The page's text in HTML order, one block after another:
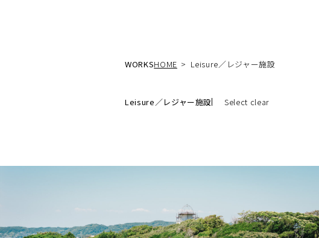
WORKSHOME Leisure／レジャー施設
Leisure／レジャー施設 Select clear